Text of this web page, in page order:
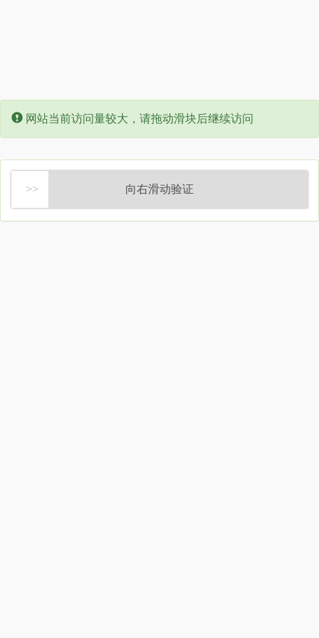
Error:
网站当前访问量较大，请拖动滑块后继续访问
向右滑动验证